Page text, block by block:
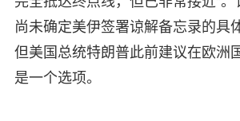
尚未确定美伊签署谅解备忘录的具
但美国总统特朗普此前建议在欧洲
是一个选项。